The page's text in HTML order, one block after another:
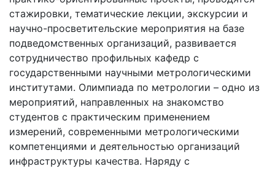
стажировки, тематические лекции, экскурсии и
научно-просветительские мероприятия на базе
подведомственных организаций, развивается
сотрудничество профильных кафедр с
государственными научными метрологическими
институтами. Олимпиада по метрологии – одно из
мероприятий, направленных на знакомство
студентов с практическим применением
измерений, современными метрологическими
компетенциями и деятельностью организаций
инфраструктуры качества. Наряду с